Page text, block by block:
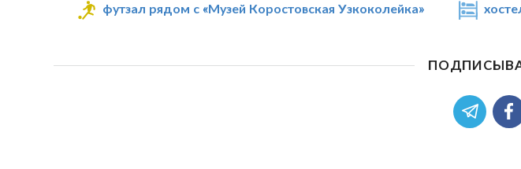
футзал рядом с «Музей Коростовская Узкоколейка»